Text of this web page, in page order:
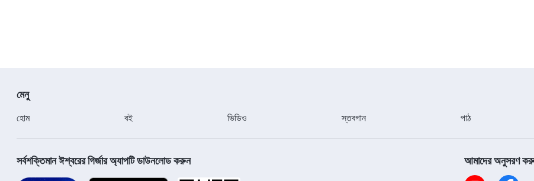
মেনু
হোম বই ভিডিও স্তবগান পাঠ
সর্বশক্তিমান ঈশ্বরের গির্জার অ্যাপটি ডাউনলোড করুন আমাদের অনুসরণ